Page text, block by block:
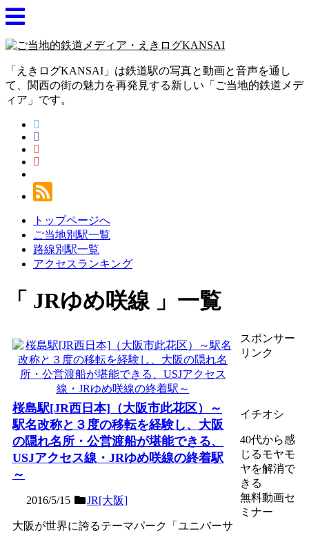
「えきログKANSAI」は鉄道駅の写真と動画と音声を通し
て、関西の街の魅力を再発見する新しい「ご当地的鉄道メデ
ィア」です。
トップページへ
ご当地別駅一覧
路線別駅一覧
アクセスランキング
JRゆめ咲線 一覧
桜島駅[JR西日本]（大阪市此花区）～
駅名改称と３度の移転を経験し、大阪
の隠れ名所・公営渡船が堪能できる、
USJアクセス線・JRゆめ咲線の終着駅
～
2016/5/15 JR[大阪]
大阪が世界に誇るテーマパーク「ユニバーサ
スポンサー
リンク
イチオシ
40代から感
じるモヤモ
ヤを解消で
きる
無料動画セ
ミナー